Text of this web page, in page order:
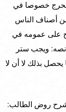
الحرج خصوصا في
من أصناف الناس
على عمومه في
نصه: ويجب ستر
يحصل بذلك لا أن لا
شرح روض الطالب: